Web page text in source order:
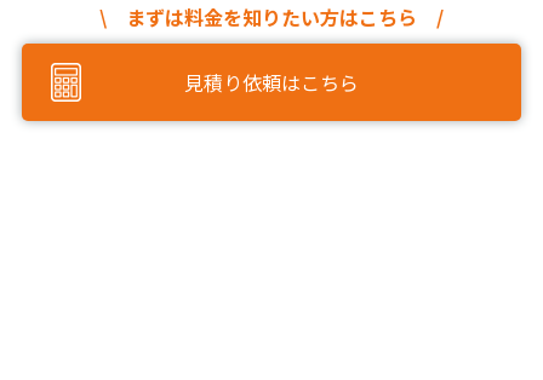
\ まずは料金を知りたい方はこちら /
見積り依頼はこちら